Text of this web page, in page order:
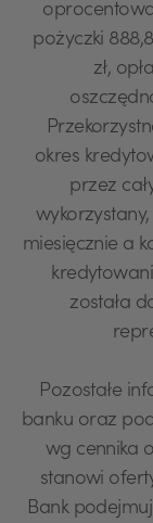
pożyczki
zł,
okres
przez
miesięcznie a
została
Pozostałe
banku oraz
wg cennika
stanowi
Bank